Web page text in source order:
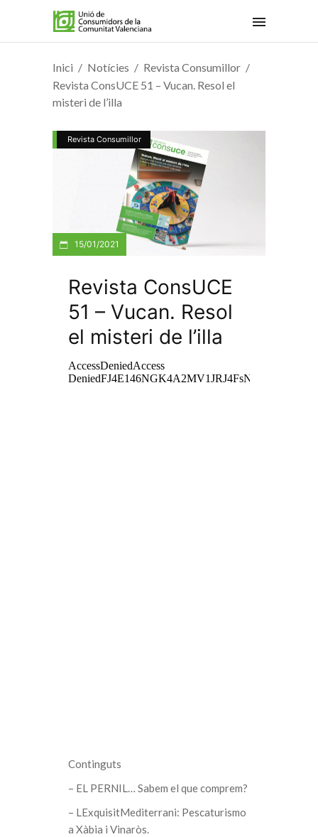
Inici Notícies
Revista Consumillor
Revista ConsUCE 51 – Vucan. Resol el
misteri de l’illa
Revista Consumillor
15/01/2021
Revista ConsUCE
51 – Vucan. Resol
el misteri de l’illa
Continguts
– EL PERNIL… Sabem el que comprem?
– LExquisitMediterrani: Pescaturismo
a Xàbia i Vinaròs.